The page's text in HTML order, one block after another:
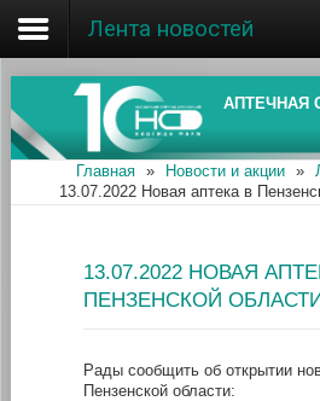
Главная
Об ассоциации
Наши аптеки
Информация
Лента новостей
АПТЕЧНАЯ
Главная » Новости и акции »
13.07.2022 Новая аптека в
13.07.2022 НОВАЯ
ПЕНЗЕНСКОЙ
Рады сообщить об открытии
Пензенской области: